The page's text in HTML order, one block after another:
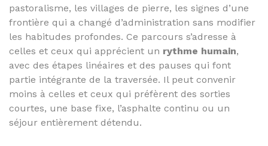
pastoralisme, les villages de pierre, les signes d’une
frontière qui a changé d’administration sans modifier
les habitudes profondes. Ce parcours s’adresse à
celles et ceux qui apprécient un rythme humain,
avec des étapes linéaires et des pauses qui font
partie intégrante de la traversée. Il peut convenir
moins à celles et ceux qui préfèrent des sorties
courtes, une base fixe, l’asphalte continu ou un
séjour entièrement détendu.